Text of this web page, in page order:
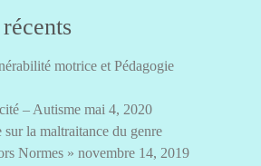
motrice et Pédagogie
– Autisme mai 4, 2020
sur la maltraitance du genre
Normes » novembre 14, 2019